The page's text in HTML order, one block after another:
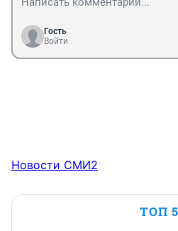
Гость
Войти
Новости СМИ2
ТОП 5